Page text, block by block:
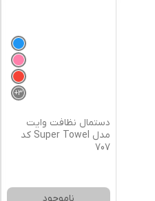
3
+
دستمال نظافت وایت
مدل Super Towel کد
707